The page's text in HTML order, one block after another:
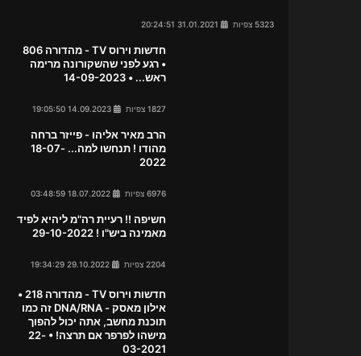
5323 צפיות
חדשות וירוס TV - מהדורה 806
• רגע לפני שהשקורונה מרימה
ראש... • 14-09-2023
1827 צפיות
הרב מאיר אליהו - פייזר ברחה
מהודו ! תנחשו למה... 18-07-
2022
6976 צפיות
חשיפה !! רעיית רה"מ ליהיא לפיד
מאמינה ביש"ו ! 29-10-2022
2204 צפיות
חדשות וירוס TV - מהדורה 218 •
אילון מאסק - DNA/RNA זה כמו
תוכנת מחשב, אתה יכול להפוך
מישהו לפרפר אם תרצה! • 22-
03-2021